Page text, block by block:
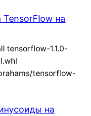
TensorFlow на
tensorflow-1.1.0-
tensorflow-
на